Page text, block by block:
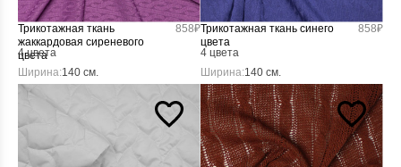
Трикотажная ткань
жаккардовая сиреневого
цвета
4 цвета
858₽
Ширина:140 см.
Трикотажная ткань синего
цвета
4 цвета
858₽
Ширина:140 см.